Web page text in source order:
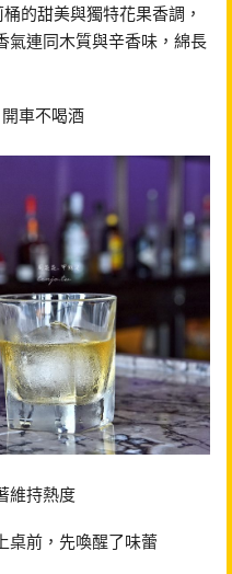
的甜美與獨特花果香調，
氣連同木質與辛香味，綿長
車不喝酒
維持熱度
桌前，先喚醒了味蕾